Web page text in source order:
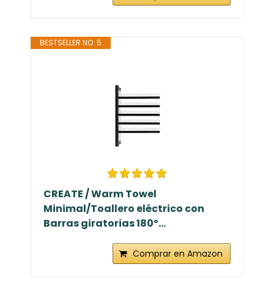
BESTSELLER NO. 5
CREATE / Warm Towel
Minimal/Toallero eléctrico con
Barras giratorias 180º...
Comprar en Amazon